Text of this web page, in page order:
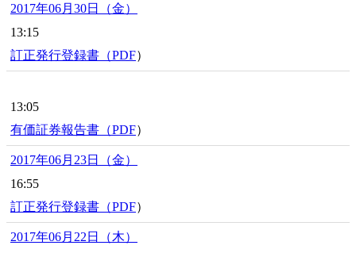
2017年06月30日（金）
13:15
訂正発行登録書（PDF）
13:05
有価証券報告書（PDF）
2017年06月23日（金）
16:55
訂正発行登録書（PDF）
2017年06月22日（木）